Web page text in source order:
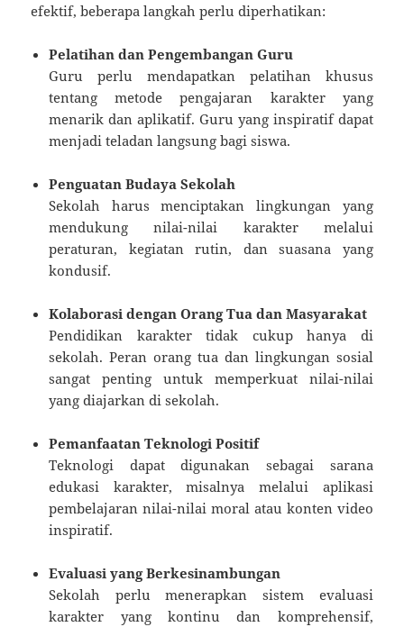
efektif, beberapa langkah perlu diperhatikan:
Pelatihan dan Pengembangan Guru
Guru perlu mendapatkan pelatihan khusus
tentang metode pengajaran karakter yang
menarik dan aplikatif. Guru yang inspiratif dapat
menjadi teladan langsung bagi siswa.
Penguatan Budaya Sekolah
Sekolah harus menciptakan lingkungan yang
mendukung nilai-nilai karakter melalui
peraturan, kegiatan rutin, dan suasana yang
kondusif.
Kolaborasi dengan Orang Tua dan Masyarakat
Pendidikan karakter tidak cukup hanya di
sekolah. Peran orang tua dan lingkungan sosial
sangat penting untuk memperkuat nilai-nilai
yang diajarkan di sekolah.
Pemanfaatan Teknologi Positif
Teknologi dapat digunakan sebagai sarana
edukasi karakter, misalnya melalui aplikasi
pembelajaran nilai-nilai moral atau konten video
inspiratif.
Evaluasi yang Berkesinambungan
Sekolah perlu menerapkan sistem evaluasi
karakter yang kontinu dan komprehensif,